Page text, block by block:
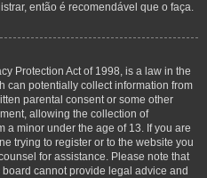
então é recomendável que o faça.
Protection Act of 1998, is a law in the
can potentially collect information from
parental consent or some other
allowing the collection of
minor under the age of 13. If you are
trying to register or to the website you
for assistance. Please note that
cannot provide legal advice and